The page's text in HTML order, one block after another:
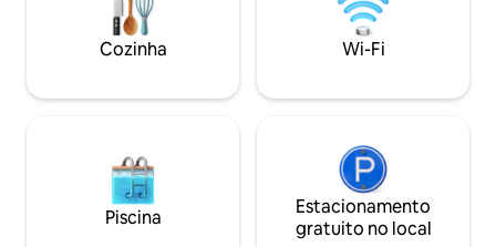
limitada, vistas lindas. Este NÃO é um
quarto de hotel.
Cozinha Wi-Fi
Piscina
Estacionamento
gratuito no local